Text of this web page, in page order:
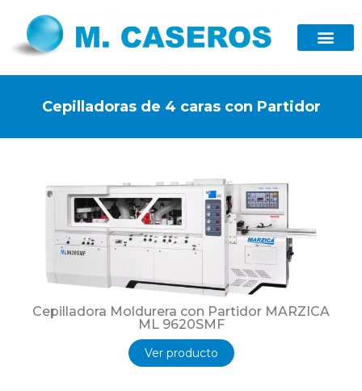
Cepilladoras de 4 caras con Partidor
Cepilladora Moldurera con Partidor MARZICA
ML 9620SMF
Ver producto